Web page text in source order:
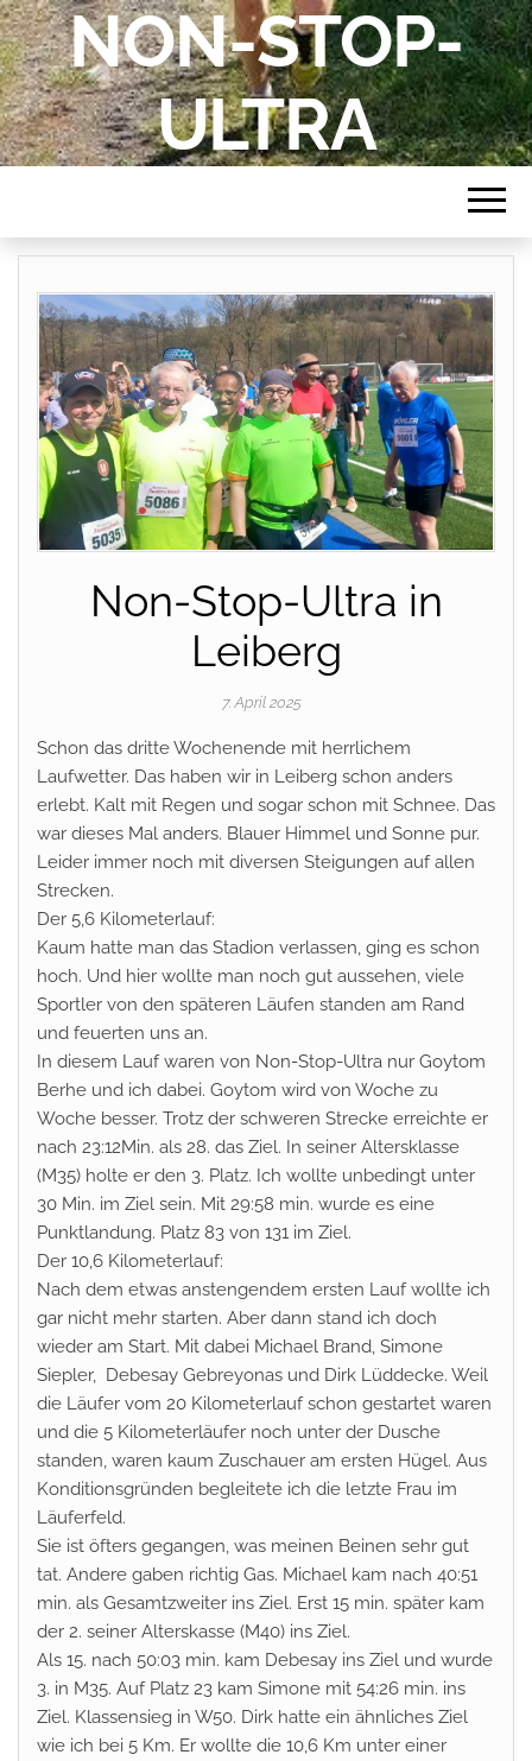
NON-STOP-
ULTRA
Non-Stop-Ultra in
Leiberg
7. April 2025
Schon das dritte Wochenende mit herrlichem
Laufwetter. Das haben wir in Leiberg schon anders
erlebt. Kalt mit Regen und sogar schon mit Schnee. Das
war dieses Mal anders. Blauer Himmel und Sonne pur.
Leider immer noch mit diversen Steigungen auf allen
Strecken.
Der 5,6 Kilometerlauf:
Kaum hatte man das Stadion verlassen, ging es schon
hoch. Und hier wollte man noch gut aussehen, viele
Sportler von den späteren Läufen standen am Rand
und feuerten uns an.
In diesem Lauf waren von Non-Stop-Ultra nur Goytom
Berhe und ich dabei. Goytom wird von Woche zu
Woche besser. Trotz der schweren Strecke erreichte er
nach 23:12Min. als 28. das Ziel. In seiner Altersklasse
(M35) holte er den 3. Platz. Ich wollte unbedingt unter
30 Min. im Ziel sein. Mit 29:58 min. wurde es eine
Punktlandung. Platz 83 von 131 im Ziel.
Der 10,6 Kilometerlauf:
Nach dem etwas anstengendem ersten Lauf wollte ich
gar nicht mehr starten. Aber dann stand ich doch
wieder am Start. Mit dabei Michael Brand, Simone
Siepler, Debesay Gebreyonas und Dirk Lüddecke. Weil
die Läufer vom 20 Kilometerlauf schon gestartet waren
und die 5 Kilometerläufer noch unter der Dusche
standen, waren kaum Zuschauer am ersten Hügel. Aus
Konditionsgründen begleitete ich die letzte Frau im
Läuferfeld.
Sie ist öfters gegangen, was meinen Beinen sehr gut
tat. Andere gaben richtig Gas. Michael kam nach 40:51
min. als Gesamtzweiter ins Ziel. Erst 15 min. später kam
der 2. seiner Alterskasse (M40) ins Ziel.
Als 15. nach 50:03 min. kam Debesay ins Ziel und wurde
3. in M35. Auf Platz 23 kam Simone mit 54:26 min. ins
Ziel. Klassensieg in W50. Dirk hatte ein ähnliches Ziel
wie ich bei 5 Km. Er wollte die 10,6 Km unter einer